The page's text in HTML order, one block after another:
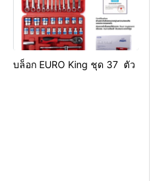
บล็อก EURO King ชุด 37 ตัว